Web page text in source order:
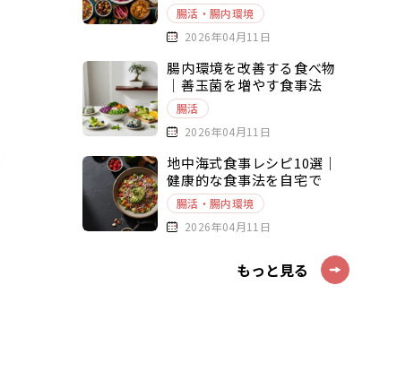
腸活・腸内環境
2026年04月11日
腸内環境を改善する食べ物
｜善玉菌を増やす食事法
腸活
2026年04月11日
地中海式食事レシピ10選｜
健康的な食事法を自宅で
腸活・腸内環境
2026年04月11日
もっと見る